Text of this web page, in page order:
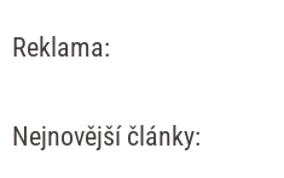
Reklama:
Nejnovější články: